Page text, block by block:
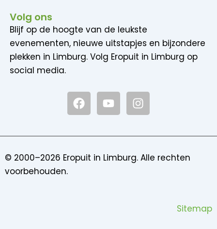
Volg ons
Blijf op de hoogte van de leukste
evenementen, nieuwe uitstapjes en bijzondere
plekken in Limburg. Volg Eropuit in Limburg op
social media.
F
a
c
o
Y
o
u
b
I
n
s
g
© 2000–2026 Eropuit in Limburg. Alle rechten
voorbehouden.
Sitemap